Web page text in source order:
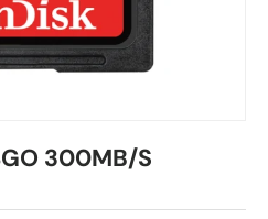
300MB/S